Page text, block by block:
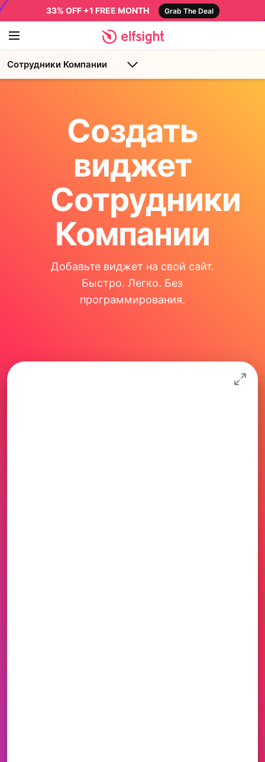
33% OFF +1 FREE MONTH Grab The Deal
Сотрудники Компании
Создать
виджет
Сотрудники
Компании
Добавьте виджет на свой сайт.
Быстро. Легко. Без
программирования.